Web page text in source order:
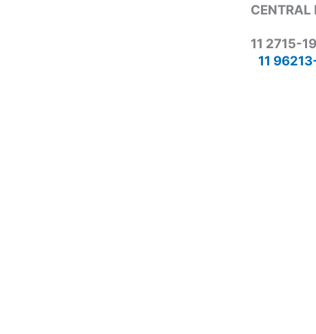
CENTRAL
11 2715-
11